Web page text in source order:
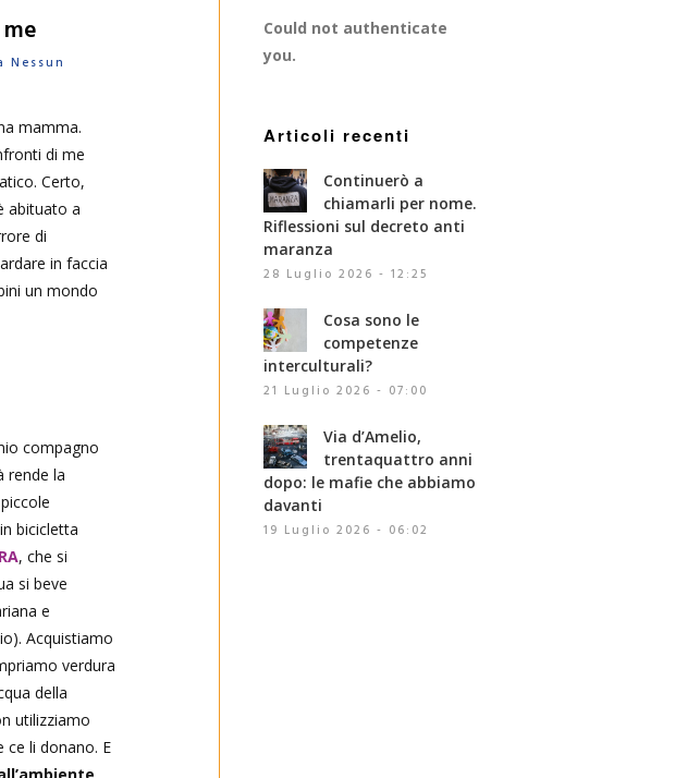
Nessun
mamma.
di me
Certo,
abituato a
di
in faccia
un mondo
compagno
rende la
bicicletta
, che si
si beve
e
Acquistiamo
verdura
della
utilizziamo
ce li donano. E
Could not authenticate
you.
Articoli recenti
Continuerò a
chiamarli per nome.
Riflessioni sul decreto anti
maranza
28 Luglio 2026 - 12:25
Cosa sono le
competenze
interculturali?
21 Luglio 2026 - 07:00
Via d’Amelio,
trentaquattro anni
dopo: le mafie che abbiamo
davanti
19 Luglio 2026 - 06:02